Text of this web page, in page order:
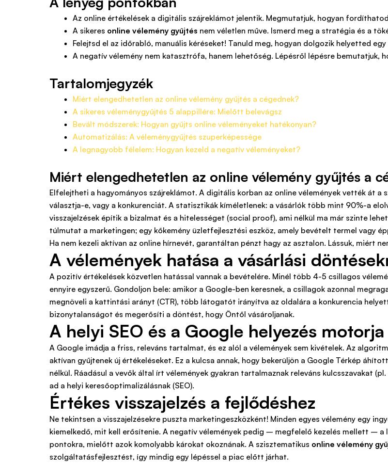
Az online értékelések a digitális szájreklámot jelentik. Megmutatjuk, hogyan
A sikeres online vélemény gyűjtés nem véletlen műve. Ismerd meg a stratégia és a
Felejtsd el az időrabló, manuális kéréseket! Tanuld meg, hogyan dolgozik helyetted
A negatív vélemény nem katasztrófa, hanem lehetőség. Lépésről lépésre bemutatjuk,
Tartalomjegyzék
Miért elengedhetetlen az online vélemény gyűjtés a cégednek?
A sikeres véleménygyűjtés 5 alappillére: Mielőtt belevágsz
Bevált módszerek: Hogyan gyűjts online véleményeket hatékonyan?
Automatizálás: A véleménygyűjtés szuperképessége
A legnagyobb félelem: Hogyan kezeld a negatív véleményeket?
Miért elengedhetetlen az online vélemény gyűjtés a
Elfelejtheti a hagyományos szájreklámot. A digitális korban az online vélemények vették át
választja-e, vagy a konkurenciát. A statisztikák kíméletlenek: a vásárlók több mint 90%-a
visszajelzések építik a bizalmat és a hitelességet (social proof), ami nélkül ma már szinte
túlmutat a marketingen; egy kőkemény üzletfejlesztési eszköz, amely bevételt termel vagy
Ha nem kezeli aktívan az online hírnevét, garantáltan pénzt hagy az asztalon. Lássuk, miért
A vélemények hatása a vásárlási
A pozitív értékelések közvetlen hatással vannak a bevételére. Minél több 4-5 csillagos
ennyire egyszerű. Gondoljon bele: amikor a Google-ben keresnek, a csillagok azonnal
megnöveli a kattintási arányt (CTR), több látogatót irányítva az oldalára a konkurencia
bizonytalanságot és megerősíti a döntést, hogy Öntől vásároljanak.
A helyi SEO és a Google helyezés motorja
A Google imádja a friss, releváns tartalmat, és ez alól a vélemények sem kivételek. Az
aktívan gyűjtenek új értékeléseket. Ez a kulcsa annak, hogy bekerüljön a Google Térkép
nélkül. Ráadásul a vevők által írt vélemények gyakran tartalmaznak releváns kulcsszavakat (pl.
ad a helyi keresőoptimalizálásnak (SEO).
Értékes visszajelzés a fejlődéshez
Ne tekintsen a visszajelzésekre puszta marketingeszközként! Minden egyes vélemény egy
kiemelkedő, mit kell erősítenie. A negatív vélemények pedig – megfelelő kezelés mellett –
pontokra, mielőtt azok komolyabb károkat okoznának. A szisztematikus online vélemény
szolgáltatásfejlesztést, így mindig egy lépéssel a piac előtt járhat.